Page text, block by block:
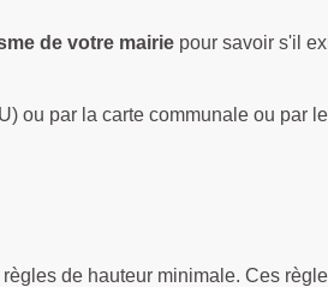
de votre mairiepour savoir s'il
ou par la carte communale ou par
de hauteur minimale. Ces